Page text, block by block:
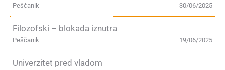
30/06/2025
Peščanik
Filozofski – blokada iznutra
19/06/2025
Peščanik
Univerzitet pred vladom